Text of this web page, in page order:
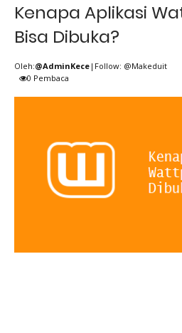
Kenapa Aplikasi
Bisa Dibuka?
Oleh:@AdminKece |Follow: @Makeduit
0 Pembaca